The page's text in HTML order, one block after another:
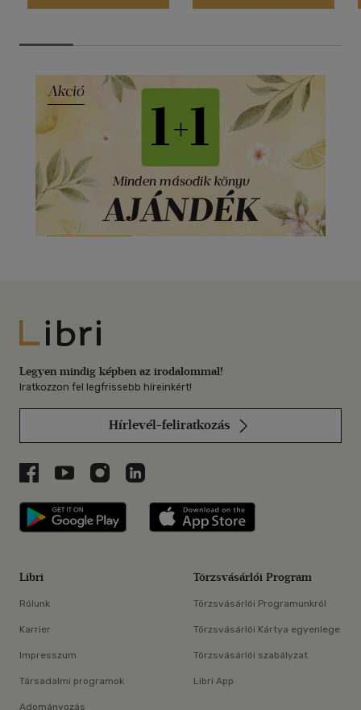
Libri
Legyen mindig képben az irodalommal!
Iratkozzon fel legfrissebb híreinkért!
Hírlevél-feliratkozás
Libri a Facebookon
Libri a Youtube-on
Libri az Instagramon
Libri a LinkedInen
Libri applikáció Szerezd meg: Google
Libri
Rólunk
Karrier
Impresszum
Társadalmi programok
Adományozás
Törzsvásárlói Program
Törzsvásárlói Programunkról
Törzsvásárlói Kártya egyenlege
Törzsvásárlói szabályzat
Libri App